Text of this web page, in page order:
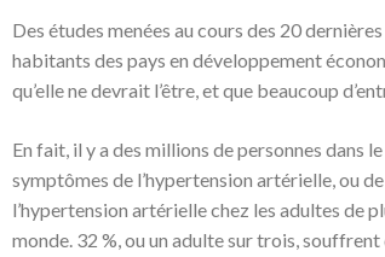
Des études menées au cours des 20
habitants des pays en développement
qu’elle ne devrait l’être, et que beaucoup
En fait, il y a des millions de personnes dans
symptômes de l’hypertension artérielle, ou
l’hypertension artérielle chez les adultes de
monde. 32 %, ou un adulte sur trois,